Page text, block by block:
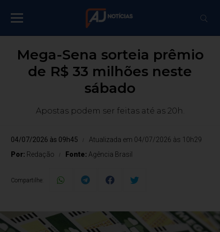
Mega-Sena sorteia prêmio
de R$ 33 milhões neste
sábado
Apostas podem ser feitas até as 20h.
04/07/2026 às 09h45
Atualizada em 04/07/2026 às 10h29
Por: Redação Fonte: Agência Brasil
Compartilhe: